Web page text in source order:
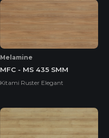
Melamine
MFC - MS 435 SMM
Kitami Ruster Elegant